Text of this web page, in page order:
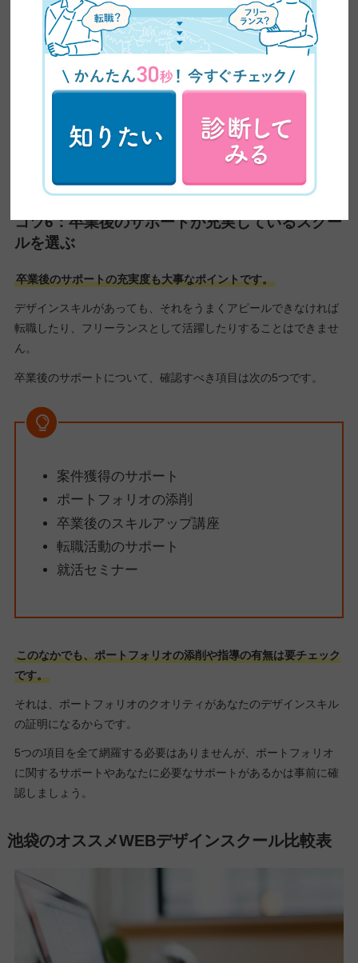
スクール選びでは外せない要素なので、講師がどのような方かは
コツ6：卒業後のサポートが充実しているスクー
ルを選ぶ
卒業後のサポートの充実度も大事なポイントです。
デザインスキルがあっても、それをうまくアピールできなければ
転職したり、フリーランスとして活躍したりすることはできませ
ん。
卒業後のサポートについて、確認すべき項目は次の5つです。
案件獲得のサポート
ポートフォリオの添削
卒業後のスキルアップ講座
転職活動のサポート
就活セミナー
このなかでも、ポートフォリオの添削や指導の有無は要チェック
です。
それは、ポートフォリオのクオリティがあなたのデザインスキル
の証明になるからです。
5つの項目を全て網羅する必要はありませんが、ポートフォリオ
に関するサポートやあなたに必要なサポートがあるかは事前に確
認しましょう。
池袋のオススメWEBデザインスクール比較表